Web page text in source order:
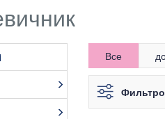
Все